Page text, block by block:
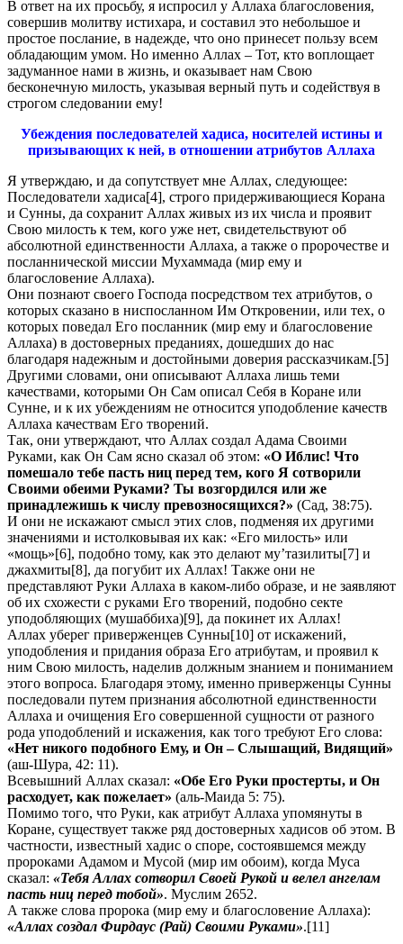
В ответ на их просьбу, я испросил у Аллаха благословения,
совершив молитву истихара, и составил это небольшое и
простое послание, в надежде, что оно принесет пользу всем
обладающим умом. Но именно Аллах – Тот, кто воплощает
задуманное нами в жизнь, и оказывает нам Свою
бесконечную милость, указывая верный путь и содействуя в
строгом следовании ему!
Убеждения последователей хадиса, носителей истины и
призывающих к ней, в отношении атрибутов Аллаха
Я утверждаю, и да сопутствует мне Аллах, следующее:
Последователи хадиса[4], строго придерживающиеся Корана
и Сунны, да сохранит Аллах живых из их числа и проявит
Свою милость к тем, кого уже нет, свидетельствуют об
абсолютной единственности Аллаха, а также о пророчестве и
посланнической миссии Мухаммада (мир ему и
благословение Аллаха).
Они познают своего Господа посредством тех атрибутов, о
которых сказано в ниспосланном Им Откровении, или тех, о
которых поведал Его посланник (мир ему и благословение
Аллаха) в достоверных преданиях, дошедших до нас
благодаря надежным и достойными доверия рассказчикам.[5]
Другими словами, они описывают Аллаха лишь теми
качествами, которыми Он Сам описал Себя в Коране или
Сунне, и к их убеждениям не относится уподобление качеств
Аллаха качествам Его творений.
Так, они утверждают, что Аллах создал Адама Своими
Руками, как Он Сам ясно сказал об этом: «О Иблис! Что
помешало тебе пасть ниц перед тем, кого Я сотворили
Своими обеими Руками? Ты возгордился или же
принадлежишь к числу превозносящихся?» (Сад, 38:75).
И они не искажают смысл этих слов, подменяя их другими
значениями и истолковывая их как: «Его милость» или
«мощь»[6], подобно тому, как это делают му’тазилиты[7] и
джахмиты[8], да погубит их Аллах! Также они не
представляют Руки Аллаха в каком-либо образе, и не заявляют
об их схожести с руками Его творений, подобно секте
уподобляющих (мушаббиха)[9], да покинет их Аллах!
Аллах уберег приверженцев Сунны[10] от искажений,
уподобления и придания образа Его атрибутам, и проявил к
ним Свою милость, наделив должным знанием и пониманием
этого вопроса. Благодаря этому, именно приверженцы Сунны
последовали путем признания абсолютной единственности
Аллаха и очищения Его совершенной сущности от разного
рода уподоблений и искажения, как того требуют Его слова:
«Нет никого подобного Ему, и Он – Слышащий, Видящий»
(аш-Шура, 42: 11).
Всевышний Аллах сказал: «Обе Его Руки простерты, и Он
расходует, как пожелает» (аль-Маида 5: 75).
Помимо того, что Руки, как атрибут Аллаха упомянуты в
Коране, существует также ряд достоверных хадисов об этом. В
частности, известный хадис о споре, состоявшемся между
пророками Адамом и Мусой (мир им обоим), когда Муса
сказал: «Тебя Аллах сотворил Своей Рукой и велел ангелам
пасть ниц перед тобой». Муслим 2652.
А также слова пророка (мир ему и благословение Аллаха):
«Аллах создал Фирдаус (Рай) Своими Руками».[11]